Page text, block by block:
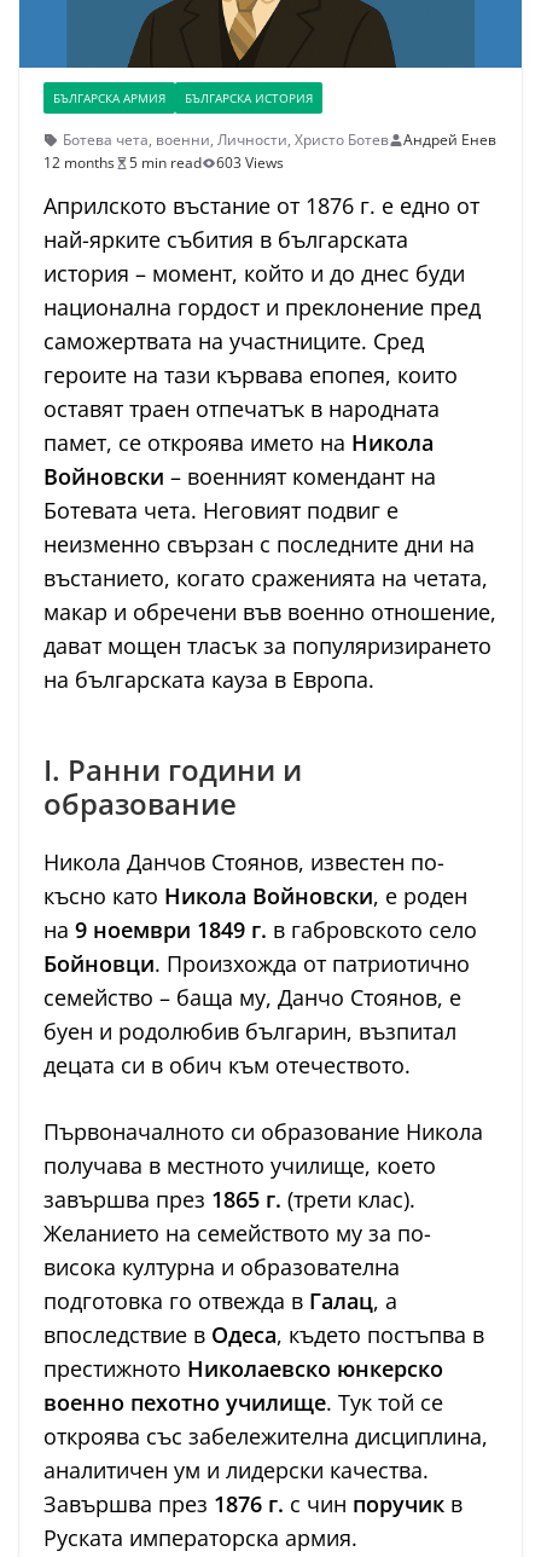
БЪЛГАРСКА АРМИЯ БЪЛГАРСКА ИСТОРИЯ
Ботева чета, военни, Личности, Христо Ботев
Андрей Енев
12 months
5 min read 603 Views
Априлското въстание от 1876 г. е едно от
най-ярките събития в българската
история – момент, който и до днес буди
национална гордост и преклонение пред
саможертвата на участниците. Сред
героите на тази кървава епопея, които
оставят траен отпечатък в народната
памет, се откроява името на Никола
Войновски – военният комендант на
Ботевата чета. Неговият подвиг е
неизменно свързан с последните дни на
въстанието, когато сраженията на четата,
макар и обречени във военно отношение,
дават мощен тласък за популяризирането
на българската кауза в Европа.
I. Ранни години и
образование
Никола Данчов Стоянов, известен по-
късно като Никола Войновски, е роден
на 9 ноември 1849 г. в габровското село
Бойновци. Произхожда от патриотично
семейство – баща му, Данчо Стоянов, е
буен и родолюбив българин, възпитал
децата си в обич към отечеството.
Първоначалното си образование Никола
получава в местното училище, което
завършва през 1865 г. (трети клас).
Желанието на семейството му за по-
висока културна и образователна
подготовка го отвежда в Галац, а
впоследствие в Одеса, където постъпва в
престижното Николаевско юнкерско
военно пехотно училище. Тук той се
откроява със забележителна дисциплина,
аналитичен ум и лидерски качества.
Завършва през 1876 г. с чин поручик в
Руската императорска армия.